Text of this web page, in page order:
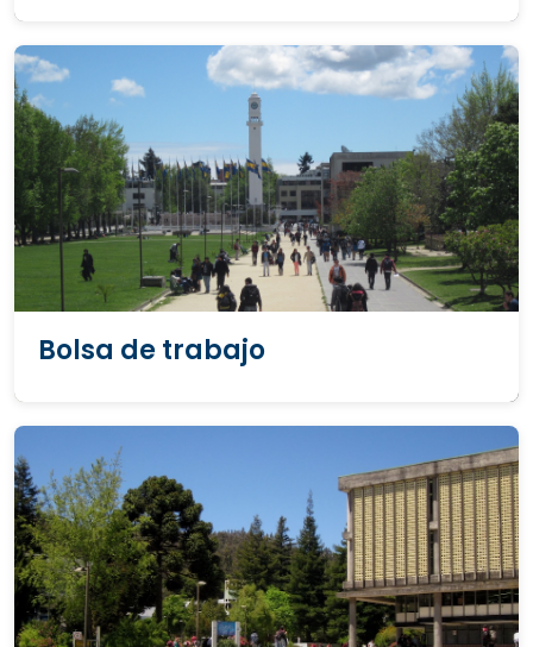
Bolsa de trabajo